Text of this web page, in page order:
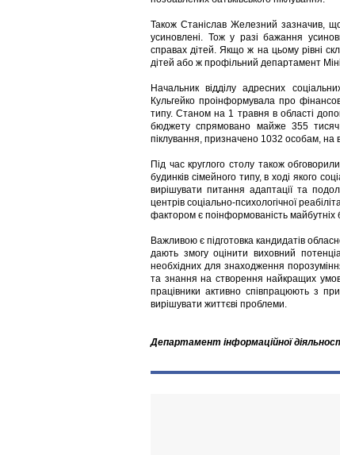
Також Станіслав Железний зазначив,
усиновлені. Тож у разі бажання
справах дітей. Якщо ж на цьому рівні
дітей або ж профільний департамент
Начальник відділу адресних
Кульгейко проінформувала про
типу. Станом на 1 травня в області
бюджету спрямовано майже 355
піклування, призначено 1032 особам, на
Під час круглого столу також
будинків сімейного типу, в ході якого
вирішувати питання адаптації та
центрів соціально-психологічної
фактором є поінформованість майбутніх
Важливою є підготовка кандидатів
дають змогу оцінити виховний
необхідних для знаходження
та знання на створення найкращих
працівники активно співпрацюють з
вирішувати життєві проблеми.
Департамент інформаційної